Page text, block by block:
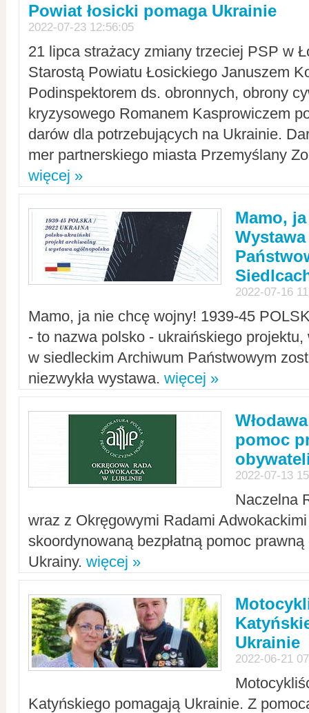
Powiat łosicki pomaga Ukrainie
2022-07-23 12:56:05
21 lipca strażacy zmiany trzeciej PSP w
Starostą Powiatu Łosickiego Januszem
Podinspektorem ds. obronnych, obrony
kryzysowego Romanem Kasprowiczem
darów dla potrzebujących na Ukrainie.
mer partnerskiego miasta Przemyślany
więcej »
Mamo,
2022-07-16
Mamo, ja nie chcę wojny! 1939-45
- to nazwa polsko - ukraińskiego
w siedleckim Archiwum Państwowym
niezwykła wystawa. więcej »
pomoc
2022-07-13
Naczelna
wraz z Okręgowymi Radami Adwokackimi
skoordynowaną bezpłatną pomoc
Ukrainy. więcej »
Ukrainie
2022-06-21
Katyńskiego pomagają Ukrainie. Z